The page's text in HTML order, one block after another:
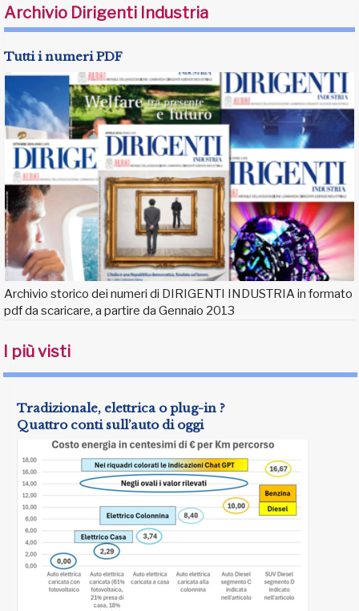
Archivio Dirigenti Industria
Tutti i numeri PDF
Archivio storico dei numeri di DIRIGENTI INDUSTRIA in formato
pdf da scaricare, a partire da Gennaio 2013
I più visti
Tradizionale, elettrica o plug-in ?
Quattro conti sull’auto di oggi